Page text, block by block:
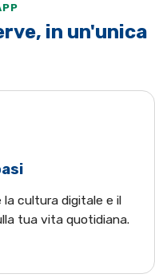
in un'unica
la cultura digitale e il
tua vita quotidiana.